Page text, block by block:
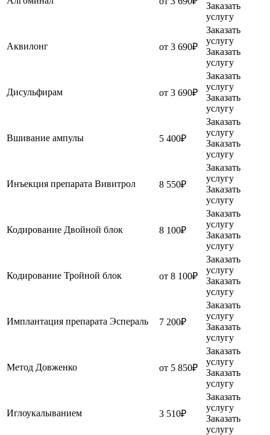
Заказать
услугу
Аквилонг от 3 690₽
Заказать
услугу
Заказать
услугу
Дисульфирам от 3 690₽
Заказать
услугу
Заказать
услугу
Вшивание ампулы 5 400₽
Заказать
услугу
Заказать
услугу
Инъекция препарата Вивитрол 8 550₽
Заказать
услугу
Заказать
услугу
Кодирование Двойной блок 8 100₽
Заказать
услугу
Заказать
услугу
Кодирование Тройной блок от 8 100₽
Заказать
услугу
Заказать
услугу
Имплантация препарата Эспераль 7 200₽
Заказать
услугу
Заказать
услугу
Метод Довженко от 5 850₽
Заказать
услугу
Заказать
услугу
Иглоукалыванием 3 510₽
Заказать
услугу
Заказать
услугу